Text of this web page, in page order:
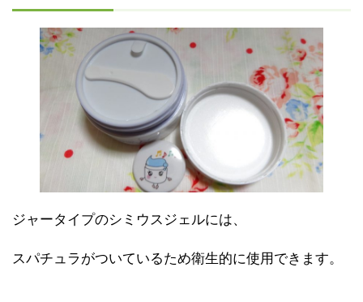
ジャータイプのシミウスジェルには、
スパチュラがついているため衛生的に使用できます。